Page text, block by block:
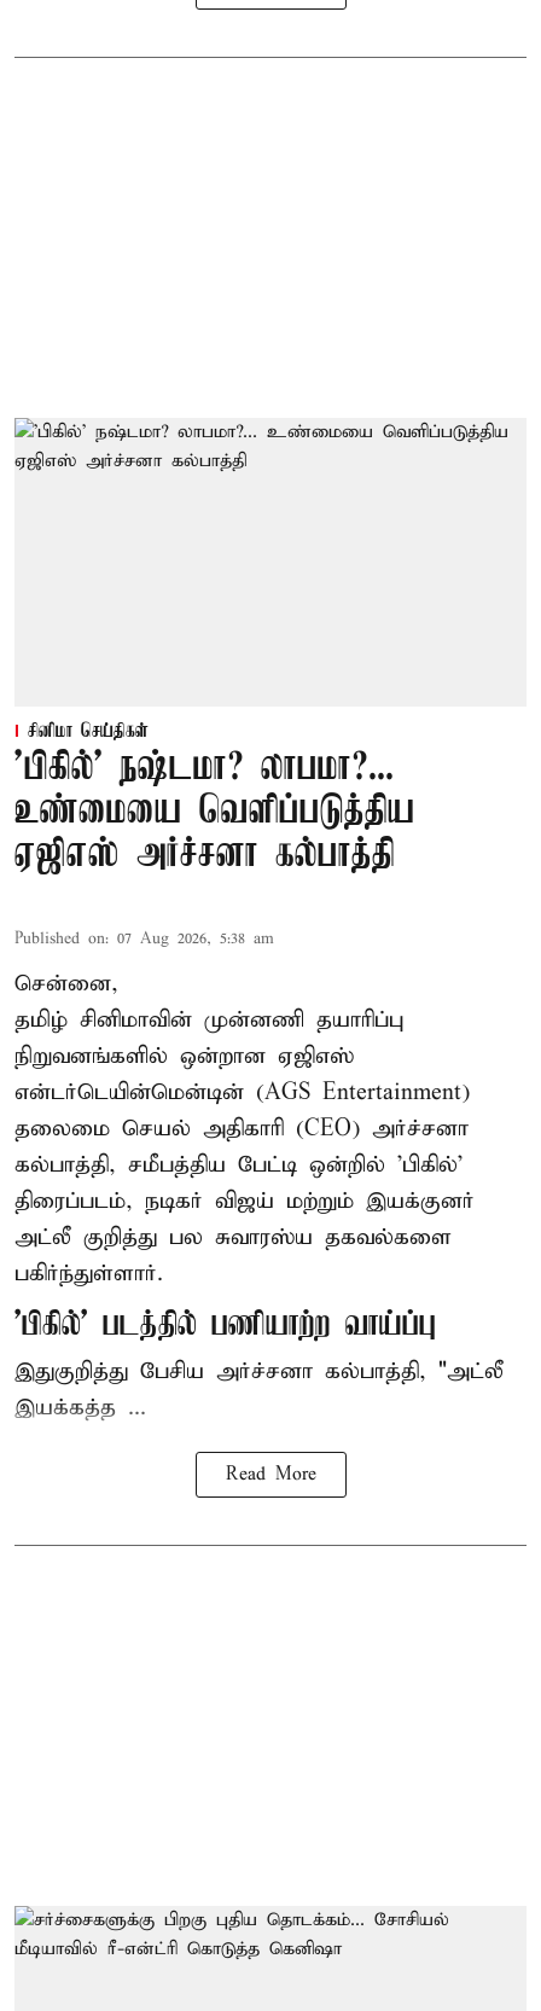
சினிமா செய்திகள்
'பிகில்' நஷ்டமா? லாபமா?...
உண்மையை வெளிப்படுத்திய
ஏஜிஎஸ் அர்ச்சனா கல்பாத்தி
Published on: 07 Aug 2026, 5:38 am
சென்னை,
தமிழ் சினிமாவின் முன்னணி தயாரிப்பு
நிறுவனங்களில் ஒன்றான ஏஜிஎஸ்
என்டர்டெயின்மென்டின் (AGS Entertainment)
தலைமை செயல் அதிகாரி (CEO) அர்ச்சனா
கல்பாத்தி, சமீபத்திய பேட்டி ஒன்றில் 'பிகில்'
திரைப்படம், நடிகர் விஜய் மற்றும் இயக்குனர்
அட்லீ குறித்து பல சுவாரஸ்ய தகவல்களை
பகிர்ந்துள்ளார்.
'பிகில்' படத்தில் பணியாற்ற வாய்ப்பு
இதுகுறித்து பேசிய அர்ச்சனா கல்பாத்தி, "அட்லீ
இயக்கத்த ...
Read More